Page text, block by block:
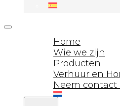
Home
Wie we zijn
Producten
Verhuur en
Neem contact